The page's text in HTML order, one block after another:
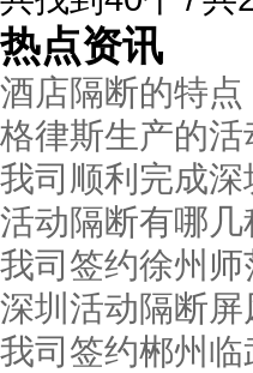
热点资讯
酒店隔断的特点
格律斯生产的
我司顺利完成
活动隔断有哪几
我司签约徐州
深圳活动隔断
我司签约郴州